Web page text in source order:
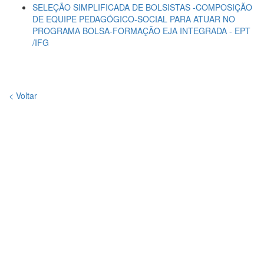
SELEÇÃO SIMPLIFICADA DE BOLSISTAS -COMPOSIÇÃO
DE EQUIPE PEDAGÓGICO-SOCIAL PARA ATUAR NO
PROGRAMA BOLSA-FORMAÇÃO EJA INTEGRADA - EPT
/IFG
< Voltar